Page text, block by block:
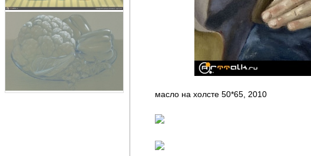
масло на холсте 50*65, 2010